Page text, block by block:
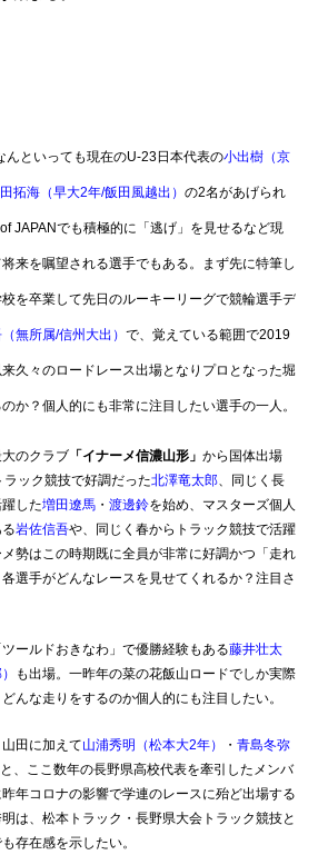
んといっても現在のU-23日本代表の小出樹（京
拓海（早大2年/飯田風越出） の2名があげられ
JAPANでも積極的に「逃げ」を見せるなど現
来を嘱望される選手でもある。 まず先に特筆し
を卒業して先日のルーキーリーグで競輪選手デ
無所属/信州大出） で、覚えている範囲で2019
久々のロードレース出場となりプロとなった堀
か？個人的にも非常に注目したい選手の一人。
のクラブ 「イナーメ信濃山形」 から国体出場
ック競技で好調だった北澤竜太郎、同じく長
した増田遼馬 ・ 渡邊鈴を始め、マスターズ個人
岩佐信吾や、同じく春からトラック競技で活躍
勢はこの時期既に全員が非常に好調かつ「走れ
選手がどんなレースを見せてくれるか？注目さ
ールドおきなわ」で優勝経験もある藤井壮太
も出場。一昨年の菜の花飯山ロードでしか実際
んな走りをするのか個人的にも注目したい。
田に加えて山浦秀明（松本大2年） ・ 青島冬弥
と、ここ数年の長野県高校代表を牽引したメンバ
年コロナの影響で学連のレースに殆ど出場する
は、松本トラック・長野県大会トラック競技と
存在感を示したい。